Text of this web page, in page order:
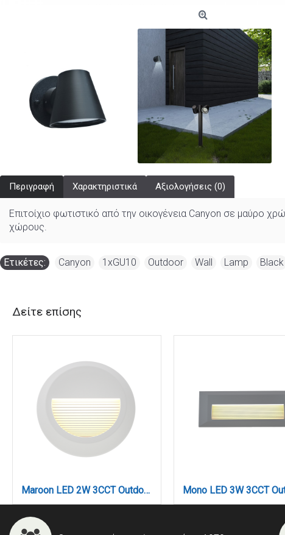
Περιγραφή Χαρακτηριστικά Αξιολογήσεις (0)
Επιτοίχιο φωτιστικό από την οικογένεια Canyon σε μαύρο
χώρους.
Ετικέτες: Canyon 1xGU10 Outdoor Wall Lamp Black
Δείτε επίσης
Maroon LED 2W 3CCT Outdoor Wall Lamp White D:15cmx2.7cm (80201620)